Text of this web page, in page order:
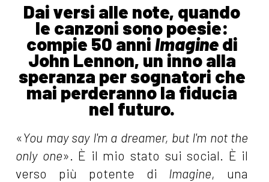
Dai versi alle note, quando
le canzoni sono poesie:
compie 50 anniImaginedi
John Lennon, un inno alla
speranza per sognatori che
mai perderanno la fiducia
nel futuro.
«You may say I'm a dreamer, but I'm not the
only one». È il mio stato sui social. È il
verso più potente di Imagine, una